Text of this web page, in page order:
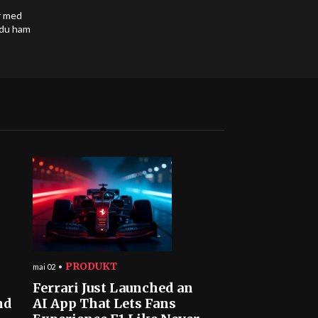
ham
mai 02 PRODUKT
Ferrari Just Launched an
AI App That Lets Fans